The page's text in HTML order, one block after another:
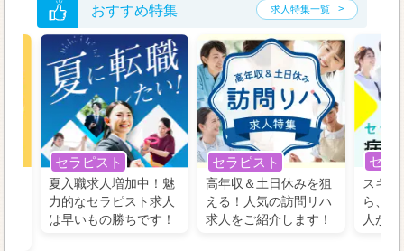
おすすめ特集 求人特集一覧
セラピスト
夏入職求人増加中！魅
力的なセラピスト求人
は早いもの勝ちです！
セラピスト
高年収＆土日休みを狙
える！人気の訪問リハ
求人をご紹介します！
セラ
スキ
ら、
人が